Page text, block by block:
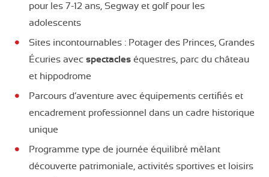
pour les 7-12 ans, Segway et golf pour les
adolescents
Sites incontournables : Potager des Princes, Grandes
Écuries avec spectacles équestres, parc du château
et hippodrome
Parcours d’aventure avec équipements certifiés et
encadrement professionnel dans un cadre historique
unique
Programme type de journée équilibré mêlant
découverte patrimoniale, activités sportives et loisirs